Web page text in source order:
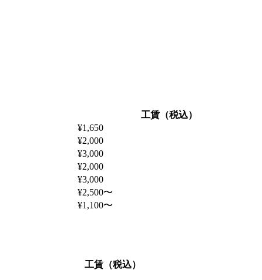
工賃（税込）
¥1,650
¥2,000
¥3,000
¥2,000
¥3,000
¥2,500〜
¥1,100〜
工賃（税込）